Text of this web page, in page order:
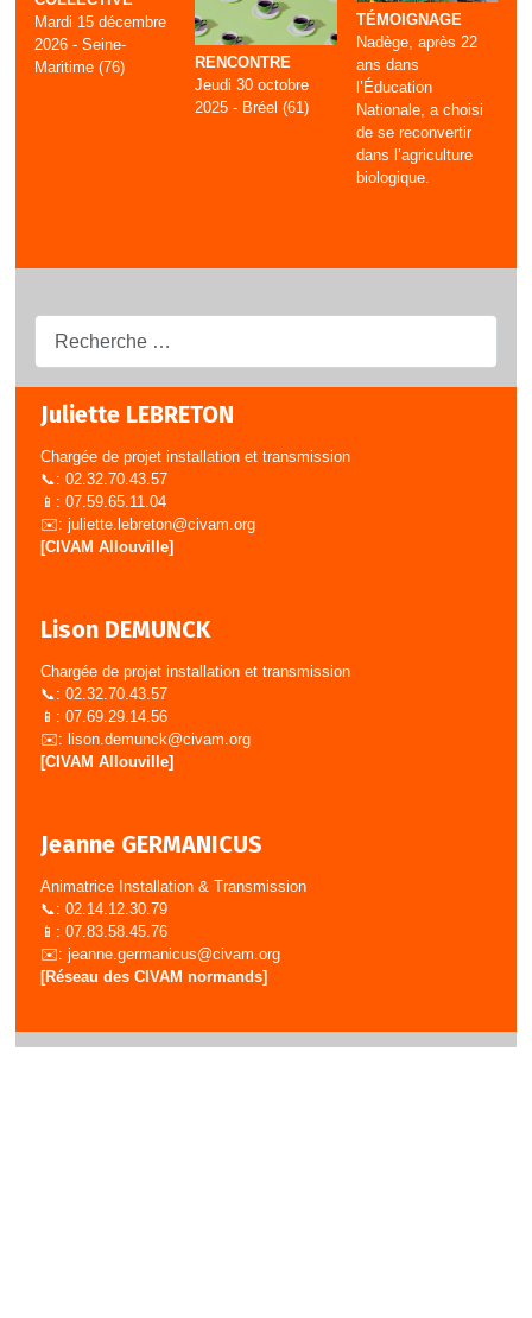
Juliette LEBRETON
Chargée de projet installation et transmission
📞: 02.32.70.43.57
📱: 07.59.65.11.04
✉️: juliette.lebreton@civam.org
[CIVAM Allouville]
Lison DEMUNCK
Chargée de projet installation et transmission
📞: 02.32.70.43.57
📱: 07.69.29.14.56
✉️: lison.demunck@civam.org
[CIVAM Allouville]
Jeanne GERMANICUS
Animatrice Installation & Transmission
📞: 02.14.12.30.79
📱: 07.83.58.45.76
✉️: jeanne.germanicus@civam.org
[Réseau des CIVAM normands]
Mardi 15 décembre
2026 - Seine-
Maritime (76)
RENCONTRE
Jeudi 30 octobre
2025 - Bréel (61)
TÉMOIGNAGE
Nadège, après 22
ans dans
l’Éducation
Nationale, a choisi
de se reconvertir
dans l’agriculture
biologique.